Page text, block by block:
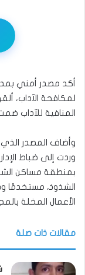
أكد مصدر أمني
لمكافحة الآداب،
المنافية للآداب ضمت ٣ مثليين في شرق
وأضاف المصدر
وردت إلى ضباط
بمنطقة مساكن
الشذوذ، مستخدمًا
الأعمال المخلة
مقالات ذات صلة